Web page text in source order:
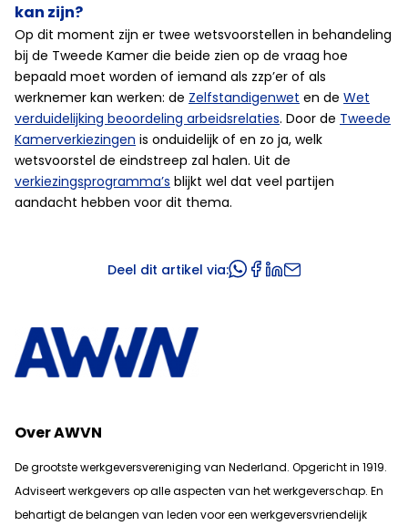
kan zijn?
Op dit moment zijn er twee wetsvoorstellen in behandeling
bij de Tweede Kamer die beide zien op de vraag hoe
bepaald moet worden of iemand als zzp’er of als
werknemer kan werken: de Zelfstandigenwet en de Wet
verduidelijking beoordeling arbeidsrelaties. Door de Tweede
Kamerverkiezingen is onduidelijk of en zo ja, welk
wetsvoorstel de eindstreep zal halen. Uit de
verkiezingsprogramma’s blijkt wel dat veel partijen
aandacht hebben voor dit thema.
Deel dit artikel via:
Over AWVN
De grootste werkgeversvereniging van Nederland. Opgericht in 1919.
Adviseert werkgevers op alle aspecten van het werkgeverschap. En
behartigt de belangen van leden voor een werkgeversvriendelijk